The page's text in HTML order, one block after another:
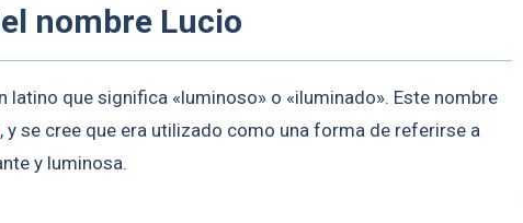
nombre Lucio
latino que significa «luminoso» o «iluminado». Este nombre
, y se cree que era utilizado como una forma de referirse a
y luminosa.